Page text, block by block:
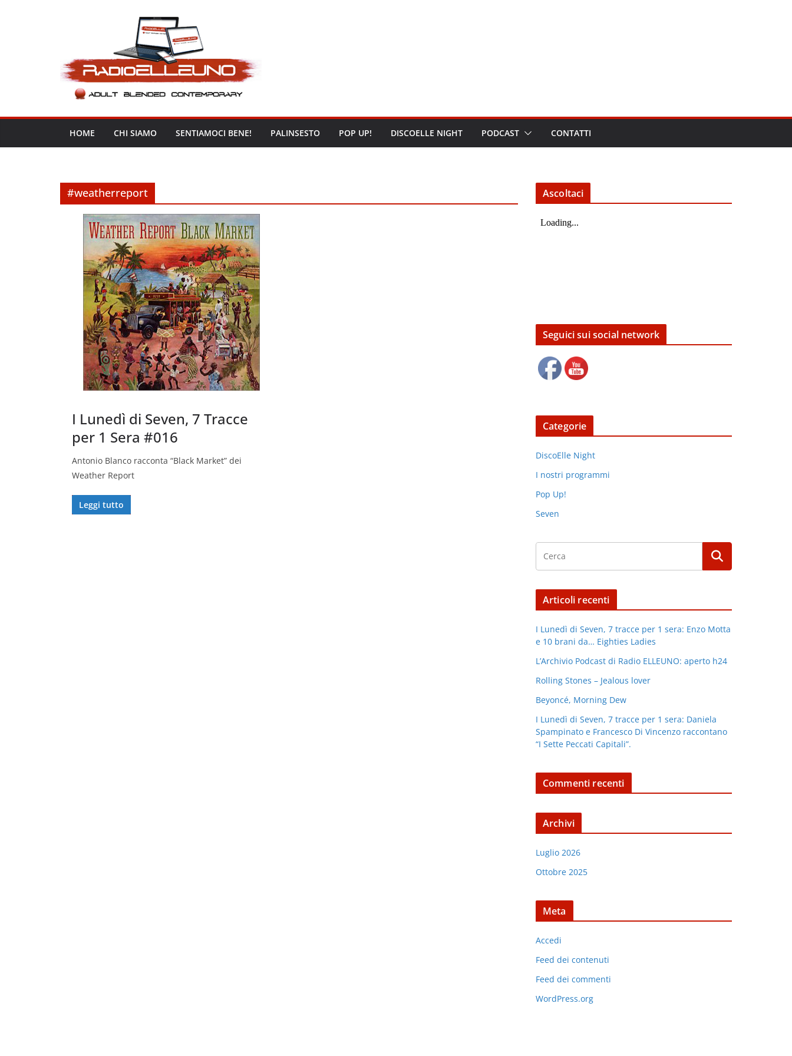
HOME CHI SIAMO SENTIAMOCI BENE! PALINSESTO POP UP! DISCOELLE NIGHT PODCAST CONTATTI
#weatherreport
I Lunedì di Seven, 7 Tracce
per 1 Sera #016
Antonio Blanco racconta “Black Market” dei
Weather Report
Leggi tutto
Ascoltaci
Seguici sui social network
Categorie
DiscoElle Night
I nostri programmi
Pop Up!
Seven
Articoli recenti
I Lunedì di Seven, 7 tracce per 1 sera: Enzo Motta
e 10 brani da… Eighties Ladies
L’Archivio Podcast di Radio ELLEUNO: aperto h24
Rolling Stones – Jealous lover
Beyoncé, Morning Dew
I Lunedì di Seven, 7 tracce per 1 sera: Daniela
Spampinato e Francesco Di Vincenzo raccontano
“I Sette Peccati Capitali”.
Commenti recenti
Archivi
Luglio 2026
Ottobre 2025
Meta
Accedi
Feed dei contenuti
Feed dei commenti
WordPress.org